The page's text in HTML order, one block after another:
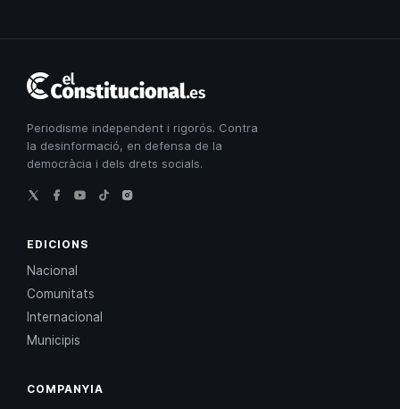
Constitucional
Periodisme independent i rigorós. Contra
la desinformació, en defensa de la
democràcia i dels drets socials.
EDICIONS
Nacional
Comunitats
Internacional
Municipis
COMPANYIA